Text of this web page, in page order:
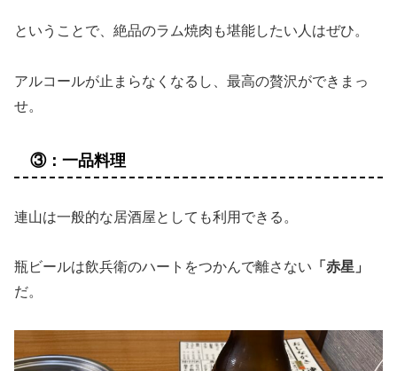
ということで、絶品のラム焼肉も堪能したい人はぜひ。
アルコールが止まらなくなるし、最高の贅沢ができまっ
せ。
③：一品料理
連山は一般的な居酒屋としても利用できる。
瓶ビールは飲兵衛のハートをつかんで離さない 「赤星」
だ。